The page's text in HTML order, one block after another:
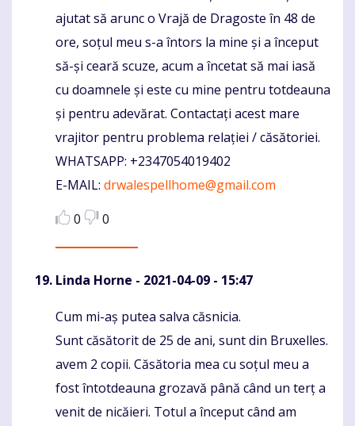
ajutat să arunc o Vrajă de Dragoste în 48 de
ore, soțul meu s-a întors la mine și a început
să-și ceară scuze, acum a încetat să mai iasă
cu doamnele și este cu mine pentru totdeauna
și pentru adevărat. Contactați acest mare
vrajitor pentru problema relației / căsătoriei.
WHATSAPP: +2347054019402
E-MAIL: drwalespellhome@gmail.com
0
0
Linda Horne - 2021-04-09 - 15:47
Komentaras
Cum mi-aș putea salva căsnicia.
Sunt căsătorit de 25 de ani, sunt din Bruxelles.
avem 2 copii. Căsătoria mea cu soțul meu a
fost întotdeauna grozavă până când un terț a
venit de nicăieri. Totul a început când am